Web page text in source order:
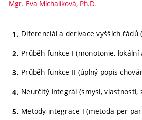
Mgr. Eva Michalíková, Ph.D.
Diferenciál a derivace vyšších řádů
Průběh funkce I (monotonie,
Průběh funkce II (úplný popis
Neurčitý integrál (smysl, vlastnosti,
Metody integrace I (metoda per